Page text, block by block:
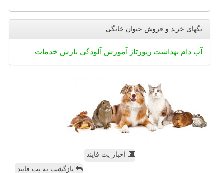
تگهای خرید و فروش حیوان خانگی
آب دام بهداشت رپورتاژ آموزش آلودگی بارش خدمات
اخبار پت فایند
بازگشت به پت فایند